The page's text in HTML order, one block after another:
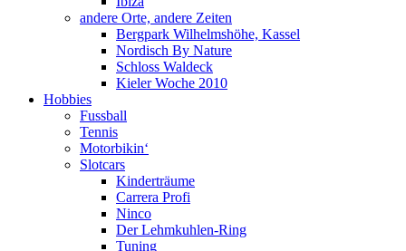
andere Orte, andere Zeiten
Bergpark Wilhelmshöhe, Kassel
Nordisch By Nature
Schloss Waldeck
Kieler Woche 2010
Hobbies
Fussball
Tennis
Motorbikin‘
Slotcars
Kinderträume
Carrera Profi
Ninco
Der Lehmkuhlen-Ring
Tuning